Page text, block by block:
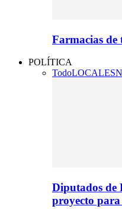
Farmacias de
POLÍTICA
TodoLOCALES
Diputados de
proyecto